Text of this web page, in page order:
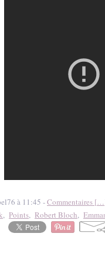
à 11:45 -Commentaires […
, Points, Robert Bloch,